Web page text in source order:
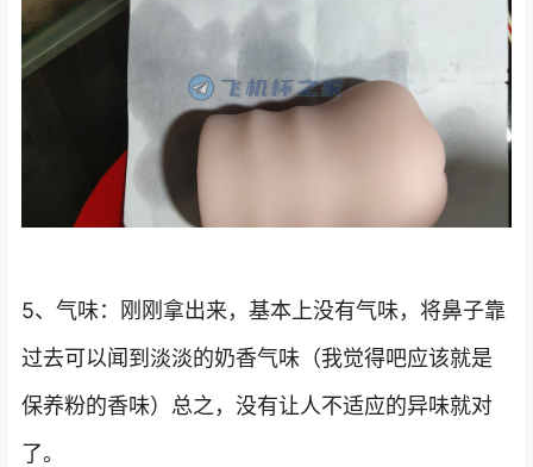
5、气味：刚刚拿出来，基本上没有气味，将鼻子靠
过去可以闻到淡淡的奶香气味（我觉得吧应该就是
保养粉的香味）总之，没有让人不适应的异味就对
了。